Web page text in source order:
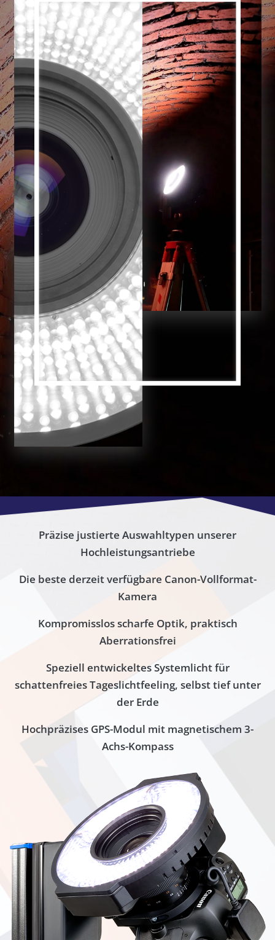
Präzise justierte Auswahltypen unserer
Hochleistungsantriebe
Die beste derzeit verfügbare Canon-Vollformat-
Kamera
Kompromisslos scharfe Optik, praktisch
Aberrationsfrei
Speziell entwickeltes Systemlicht für
schattenfreies Tageslichtfeeling, selbst tief unter
der Erde
Hochpräzises GPS-Modul mit magnetischem 3-
Achs-Kompass